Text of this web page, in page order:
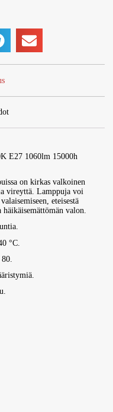
E27 1060lm 15000h
on kirkas valkoinen
vireyttä. Lamppuja voi
eteisestä
häikäisemättömän valon.
°C.